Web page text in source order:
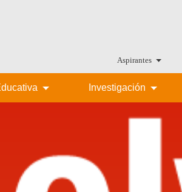
Aspirantes
Investigación